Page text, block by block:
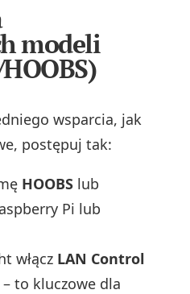
modeli
wsparcia, jak
postępuj tak:
HOOBS lub
Pi lub
włącz LAN Control
to kluczowe dla